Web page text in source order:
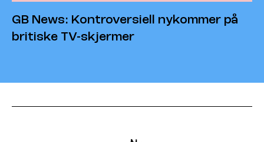
GB News: Kontroversiell nykommer på
britiske TV-skjermer